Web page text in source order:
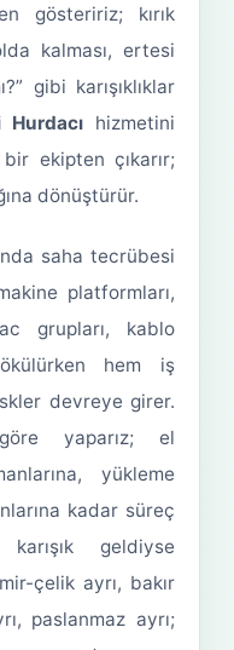
gösteririz; kırık
kalması, ertesi
gibi karışıklıklar
Hurdacı hizmetini
ekipten çıkarır;
dönüştürür.
saha tecrübesi
platformları,
grupları, kablo
hem iş
devreye girer.
yaparız; el
yükleme
kadar süreç
geldiyse
çelik ayrı, bakır
paslanmaz ayrı;